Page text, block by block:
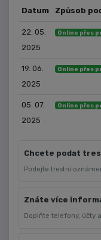
Datum Způsob
22. 05.
2025
Online přes
19. 06.
2025
Online přes
05. 07.
2025
Online přes
Chcete podat
Podejte trestní
Znáte více
Doplňte telefony, účty